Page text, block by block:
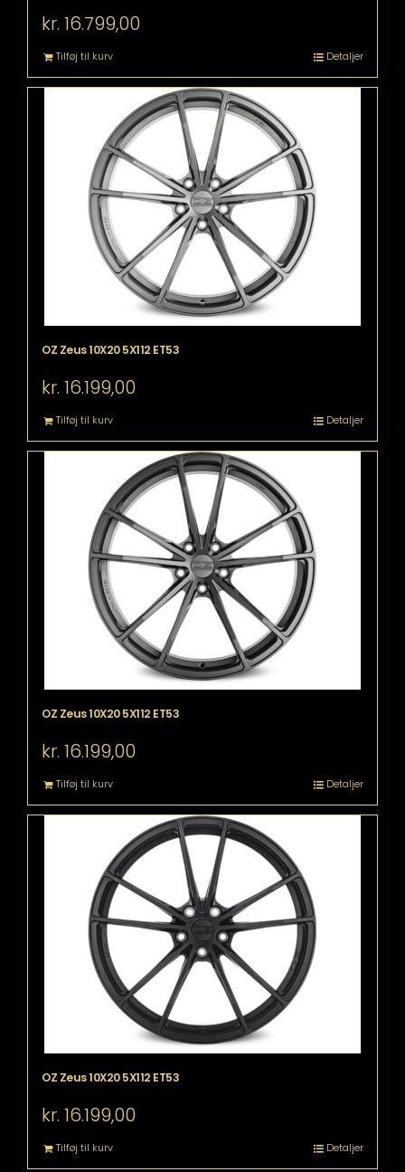
kr. 16.799,00
Tilføj til kurv Detaljer
OZ Zeus 10X20 5X112 ET53
kr. 16.199,00
Tilføj til kurv Detaljer
OZ Zeus 10X20 5X112 ET53
kr. 16.199,00
Tilføj til kurv Detaljer
OZ Zeus 10X20 5X112 ET53
kr. 16.199,00
Tilføj til kurv Detaljer